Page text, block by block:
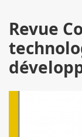
Revue